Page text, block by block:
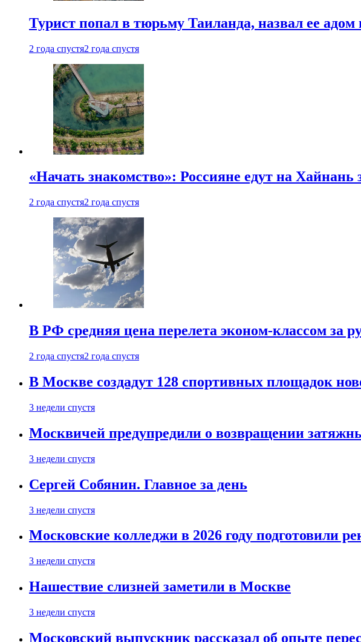
Турист попал в тюрьму Таиланда, назвал ее адом
2 года спустя2 года спустя
«Начать знакомство»: Россияне едут на
2 года спустя2 года спустя
В РФ средняя цена перелета эконом-классом за
2 года спустя2 года спустя
В Москве создадут 128 спортивных площадок
3 недели спустя
Москвичей предупредили о возвращении
3 недели спустя
Сергей Собянин. Главное за день
3 недели спустя
Московские колледжи в 2026 году подготовили
3 недели спустя
Нашествие слизней заметили в Москве
3 недели спустя
Московский выпускник рассказал об опыте